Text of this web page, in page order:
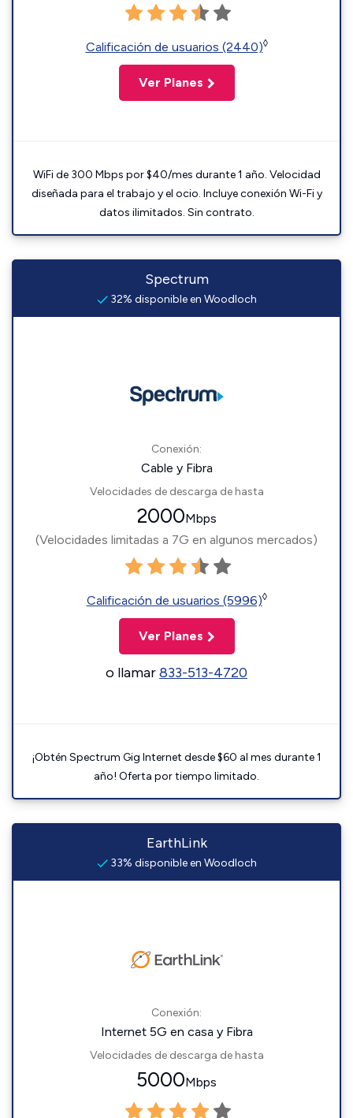
Calificación de usuarios (2440)◊
Ver Planes
WiFi de 300 Mbps por $40/mes durante 1 año. Velocidad
diseñada para el trabajo y el ocio. Incluye conexión Wi-Fi y
datos ilimitados. Sin contrato.
Spectrum
32% disponible en Woodloch
Conexión:
Cable y Fibra
Velocidades de descarga de hasta
2000Mbps
(Velocidades limitadas a 7G en algunos mercados)
Calificación de usuarios (5996)◊
Ver Planes
o llamar833-513-4720
¡Obtén Spectrum Gig Internet desde $60 al mes durante 1
año! Oferta por tiempo limitado.
EarthLink
33% disponible en Woodloch
Conexión:
Internet 5G en casa y Fibra
Velocidades de descarga de hasta
5000Mbps